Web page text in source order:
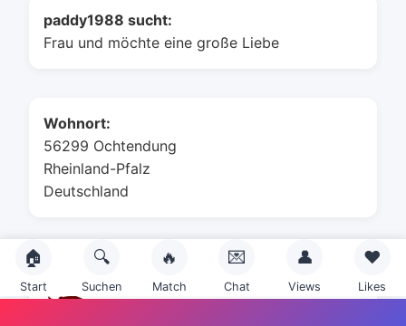
paddy1988 sucht:
Frau und möchte eine große Liebe
Wohnort:
56299 Ochtendung
Rheinland-Pfalz
Deutschland
🏠
Start
🔍
Suchen
🔥
Match
💌
Chat
👤
Views
❤️
Likes